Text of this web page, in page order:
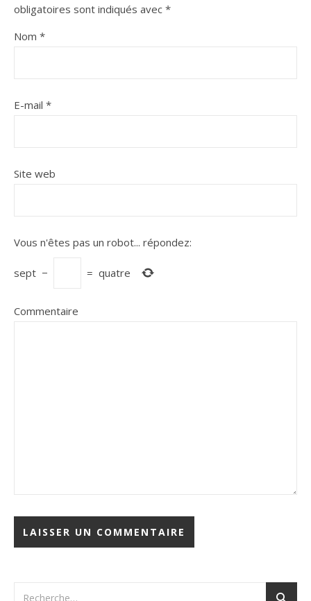
obligatoires sont indiqués avec *
Nom *
E-mail *
Site web
Vous n'êtes pas un robot... répondez:
sept − = quatre
Commentaire